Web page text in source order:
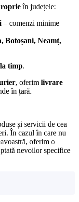
în județele:
– comenzi minime
Botoșani, Neamț,
timp.
, oferim livrare
în țară.
și servicii de cea
În cazul în care nu
oferim o
nevoilor specifice